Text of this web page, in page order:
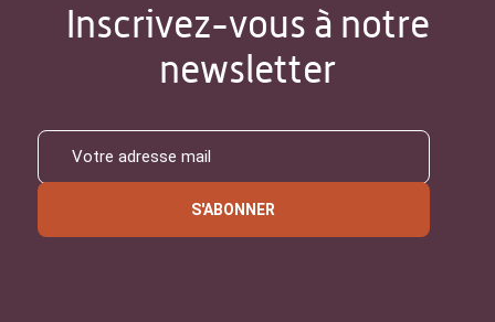
Inscrivez-vous à notre
newsletter
S'ABONNER